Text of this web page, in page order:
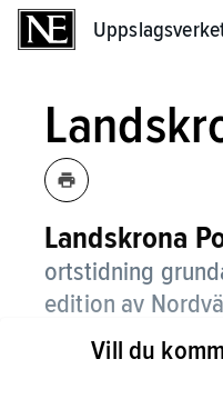
Landskrona
ortstidning
edition av
och sedan 2001
av Helsingborgs
Vill du